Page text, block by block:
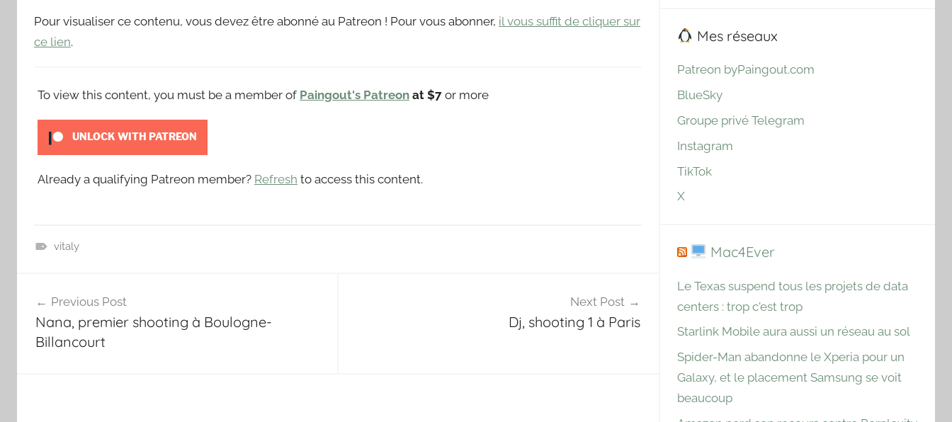
P
g
u
Pour visualiser ce contenu, vous devez être abonné au Patreon ! Pour vous abonner, il vous suffit de cliquer sur
ce lien.
To view this content, you must be a member of Paingout's Patreon at $7 or more
UNLOCK WITH PATREON
Already a qualifying Patreon member? Refresh to access this content.
r
e
vitaly
de
l’article
Previous Post
Nana, premier shooting à Boulogne-
Billancourt
Next Post
Dj, shooting 1 à Paris
Mes réseaux
Patreon byPaingout.com
BlueSky
Groupe privé Telegram
Instagram
TikTok
X
Mac4Ever
Le Texas suspend tous les projets de data
centers : trop c'est trop
Starlink Mobile aura aussi un réseau au sol
Spider-Man abandonne le Xperia pour un
Galaxy, et le placement Samsung se voit
beaucoup